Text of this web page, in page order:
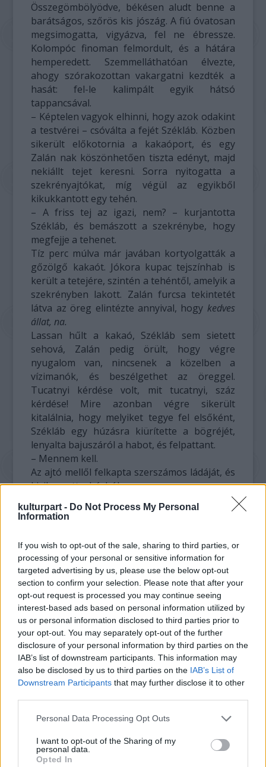
kulturpart - Do Not Process My Personal
Information
If you wish to opt-out of the sale, sharing to third parties, or
processing of your personal or sensitive information for
targeted advertising by us, please use the below opt-out
section to confirm your selection. Please note that after your
opt-out request is processed you may continue seeing
interest-based ads based on personal information utilized by
us or personal information disclosed to third parties prior to
your opt-out. You may separately opt-out of the further
disclosure of your personal information by third parties on the
IAB’s list of downstream participants. This information may
also be disclosed by us to third parties on the IAB’s List of
Downstream Participants that may further disclose it to other
Please note that this website/app uses one or more Google
not limited to your visit or usage behaviour. You may click to
grant or deny consent to Google and its third-party tags to
Personal Data Processing Opt Outs
I want to opt-out of the Sharing of my
personal data.
Opted In
Összegömbölyödve, békésen aludt benne a
barátságos, szőrös kis jószág. A fiú óvatosan
megsimogatta, vigyázva, fel ne ébressze.
Kolompóc finoman felmordult, és a hátára
hemperedett. Szemmelláthatóan élvezte,
ahogy szórakozottan vakargatni kezdték a
hasát: fel-le kalimpált egyik hátsó
tappancsával.
– Képtelen vagyok elhinni, hogy azok odakint
a testvérei – csóválta a fejét Székláb. Közben
sikerült előkotornia a kakaóport, és egy
Zalán nak köszönhetően tiszta edényt, majd
nekiállt tejet keresni. Sorra nyitogatta a
szekrényajtókat, míg végül az egyikből
kikukkantott egy tehén.
– A friss tej az igazi, nem? – kurjantotta
Székláb, és bemászott a szekrénybe, hogy
megfejje a tehenet.
Tíz perc múlva már javában kortyolgatták a
gőzölgő kakaót. Jókora kupac tejszínhab is
került a tetejére, szintén a tehéntől, amelyik a
szekrényben lakott. Zalán furcsa tekintetét
látva az öreg elintézte annyival, hogy kedves
állat, na.
Lassan hűlt a kakaó, Székláb sem sietett
sehová, Zalán pedig örült, hogy végre
nyugalom van, nincsenek a közelben a
vízimanók, és beszélgethet az öreggel.
Tucatnyi kérdése volt, mit tucatnyi, száz
kérdése! Mire azonban végre sikerült
kitalálnia, hogy melyiket tegye fel elsőként,
Székláb egy húzásra kiürítette a bögréjét,
lenyalta bajuszáról a habot, és felpattant.
– Mennem kell.
Az ajtó mellől felkapta szerszámos ládáját, és
kiviharzott a házból.
Zalán csalódottan nézett utána. Mégis, minek
kellett történnie, hogy így elrohanjon? A
elő, hogy az öreg nem kurtán-furcsán
felelgetett, netán a bajusza mögül
dörmögött, hanem már-már elbeszélgetett
vele. Még kérdeznie sem kellett. Kedvetlenül
kortyolt bele a kakaójába, de már nem esett
olyan jól, mint amikor kettesben iszogattak.
A következő pillanatban vadul rázkódni
kezdett minden.
Tányérok, szerszámok, könyvek és
oldalszalonnák potyogtak le a polcokról,
fiókok estek ki: tartalmuk a padlóra ömlött. A
manók szállásául szolgáló edények éktelen
csörömpöléssel törtek ripityára, a bennük
lévő víz elárasztotta az egész helyiséget.
szekrényben élő tehén idegesen felbőgött.
Zalán az imént épp egy korty közepén